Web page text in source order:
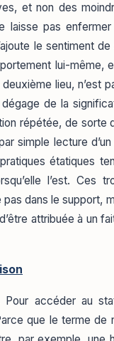
et non des
laisse pas
le sentiment
lui-même,
deuxième lieu, n’est
de la
répétée, de sorte
simple lecture
étatiques
l’est.
dans le support,
attribuée à un
Pour accéder au
que le terme